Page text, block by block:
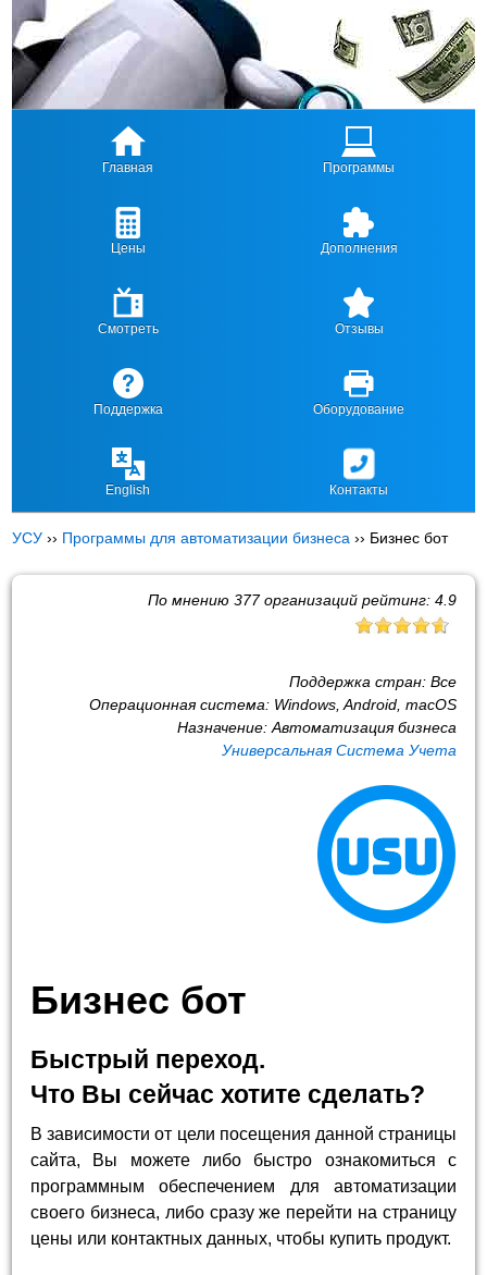
Главная Программы
Цены Дополнения
Смотреть Отзывы
Поддержка Оборудование
English Контакты
УСУ ›› Программы для автоматизации бизнеса ›› Бизнес бот
По мнению 377организаций рейтинг: 4.9
Поддержка стран: Все
Операционная система: Windows, Android, macOS
Назначение: Автоматизация бизнеса
Универсальная Система Учета
Бизнес бот
Быстрый переход.
Что Вы сейчас хотите сделать?
В зависимости от цели посещения данной страницы
сайта, Вы можете либо быстро ознакомиться с
программным обеспечением для автоматизации
своего бизнеса, либо сразу же перейти на страницу
цены или контактных данных, чтобы купить продукт.